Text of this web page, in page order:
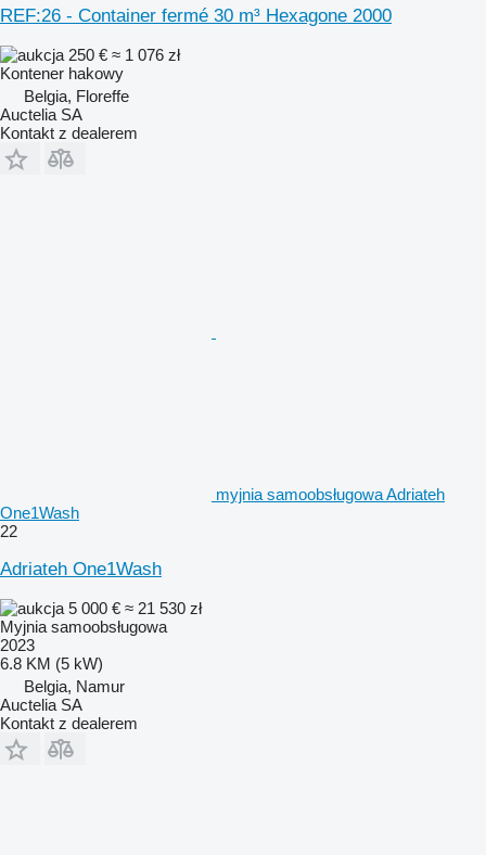
REF:26 - Container fermé 30 m³ Hexagone 2000
250 € ≈ 1 076 zł
Kontener hakowy
Belgia, Floreffe
Auctelia SA
Kontakt z dealerem
myjnia samoobsługowa Adriateh
One1Wash
22
Adriateh One1Wash
5 000 € ≈ 21 530 zł
Myjnia samoobsługowa
2023
6.8 KM (5 kW)
Belgia, Namur
Auctelia SA
Kontakt z dealerem